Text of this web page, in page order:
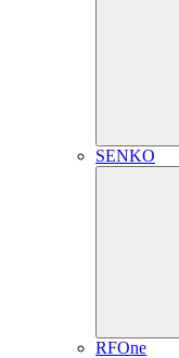
SENKO
RFOne